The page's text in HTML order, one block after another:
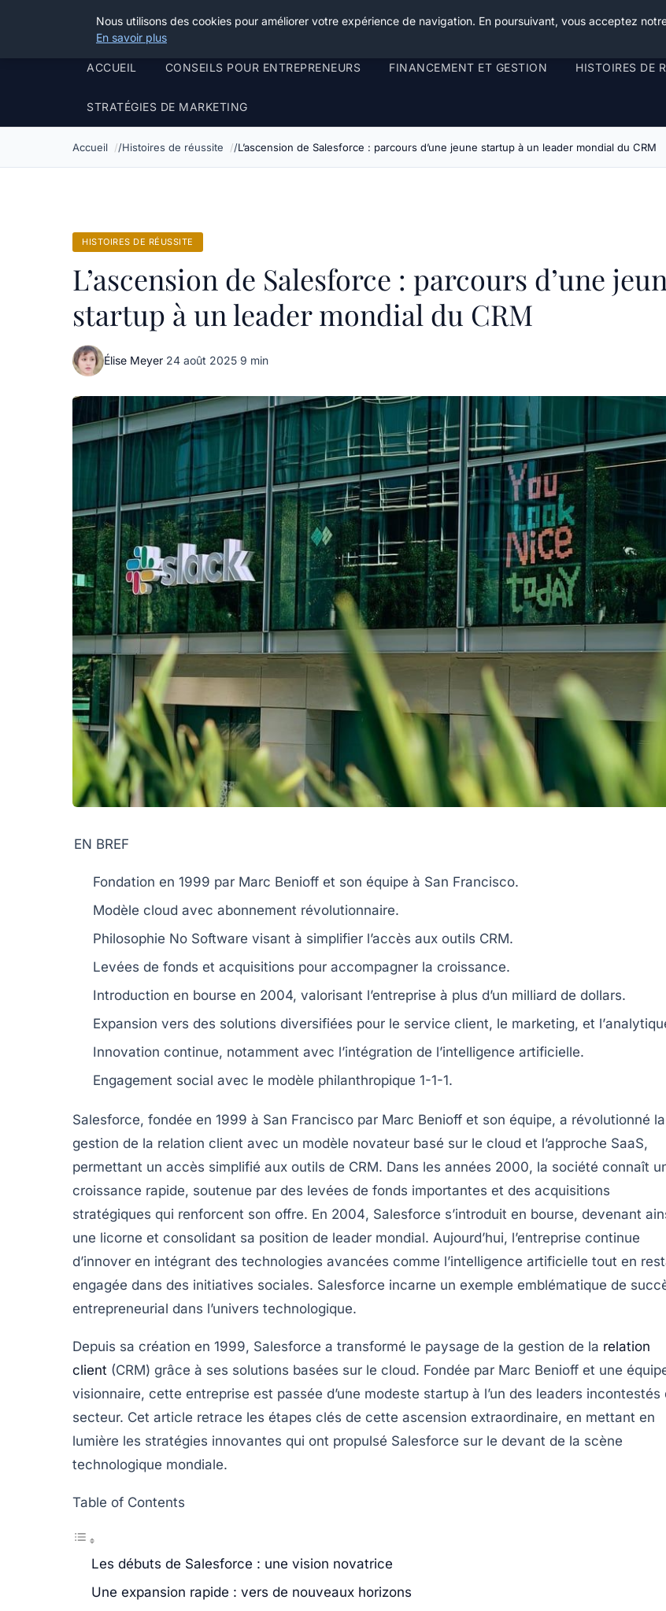
Henry Panky
ACCUEIL CONSEILS POUR ENTREPRENEURS FINANCEMENT ET GESTION HISTOIRES DE
STRATÉGIES DE MARKETING
Accueil Histoires de réussite L’ascension de Salesforce : parcours d’une jeune startup à un leader mondial du CRM
HISTOIRES DE RÉUSSITE
L’ascension de Salesforce : parcours d’une
startup à un leader mondial du CRM
Élise Meyer·24 août 2025·9 min
EN BREF
Fondation en 1999 par Marc Benioff et son équipe à San Francisco.
Modèle cloud avec abonnement révolutionnaire.
Philosophie No Software visant à simplifier l’accès aux outils CRM.
Levées de fonds et acquisitions pour accompagner la croissance.
Introduction en bourse en 2004, valorisant l’entreprise à plus d’un milliard de dollars.
Expansion vers des solutions diversifiées pour le service client, le marketing, et l’
Innovation continue, notamment avec l’intégration de l’intelligence artificielle.
Engagement social avec le modèle philanthropique 1-1-1.
Salesforce, fondée en 1999 à San Francisco par Marc Benioff et son équipe, a révolutionné la
gestion de la relation client avec un modèle novateur basé sur le cloud et l’approche SaaS,
permettant un accès simplifié aux outils de CRM. Dans les années 2000, la société connaît
croissance rapide, soutenue par des levées de fonds importantes et des acquisitions
stratégiques qui renforcent son offre. En 2004, Salesforce s’introduit en bourse, devenant
une licorne et consolidant sa position de leader mondial. Aujourd’hui, l’entreprise continue
d’innover en intégrant des technologies avancées comme l’intelligence artificielle tout en
engagée dans des initiatives sociales. Salesforce incarne un exemple emblématique de
entrepreneurial dans l’univers technologique.
Depuis sa création en 1999, Salesforce a transformé le paysage de la gestion de la relation
client (CRM) grâce à ses solutions basées sur le cloud. Fondée par Marc Benioff et une
visionnaire, cette entreprise est passée d’une modeste startup à l’un des leaders incontestés
secteur. Cet article retrace les étapes clés de cette ascension extraordinaire, en mettant en
lumière les stratégies innovantes qui ont propulsé Salesforce sur le devant de la scène
technologique mondiale.
Table of Contents
Les débuts de Salesforce : une vision novatrice
Une expansion rapide : vers de nouveaux horizons
Nous utilisons des cookies pour améliorer votre expérience de navigation. En poursuivant, vous acceptez
En savoir plus